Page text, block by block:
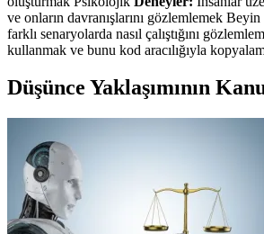
ve onların davranışlarını gözlemlemek Beyin
farklı senaryolarda nasıl çalıştığını
kullanmak ve bunu kod aracılığıyla
Düşünce Yaklaşımının